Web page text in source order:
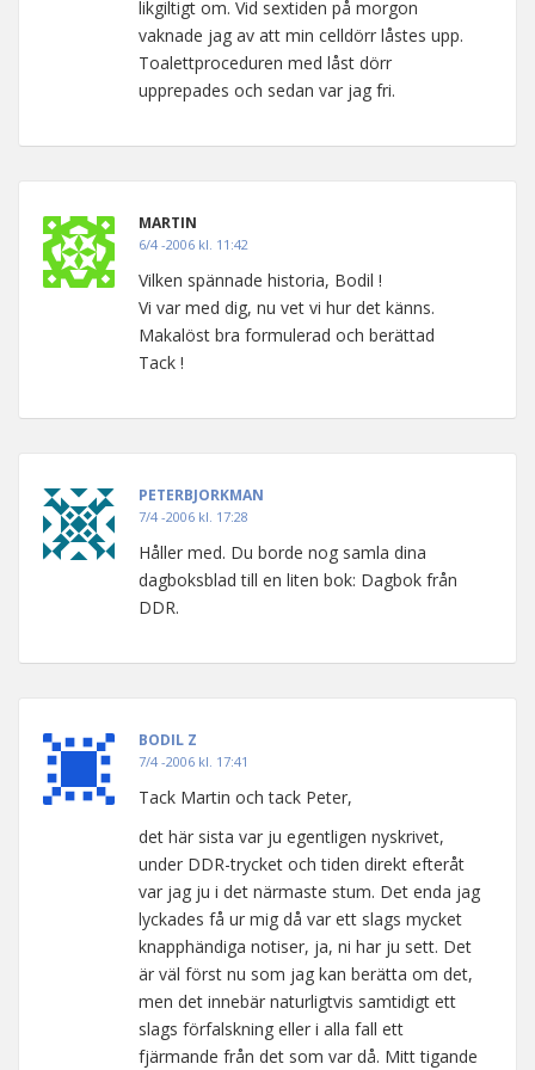
likgiltigt om. Vid sextiden på morgon
vaknade jag av att min celldörr låstes upp.
Toalettproceduren med låst dörr
upprepades och sedan var jag fri.
MARTIN
6/4 -2006 kl. 11:42
Vilken spännade historia, Bodil !
Vi var med dig, nu vet vi hur det känns.
Makalöst bra formulerad och berättad
Tack !
PETERBJORKMAN
7/4 -2006 kl. 17:28
Håller med. Du borde nog samla dina
dagboksblad till en liten bok: Dagbok från
DDR.
BODIL Z
7/4 -2006 kl. 17:41
Tack Martin och tack Peter,
det här sista var ju egentligen nyskrivet,
under DDR-trycket och tiden direkt efteråt
var jag ju i det närmaste stum. Det enda jag
lyckades få ur mig då var ett slags mycket
knapphändiga notiser, ja, ni har ju sett. Det
är väl först nu som jag kan berätta om det,
men det innebär naturligtvis samtidigt ett
slags förfalskning eller i alla fall ett
fjärmande från det som var då. Mitt tigande